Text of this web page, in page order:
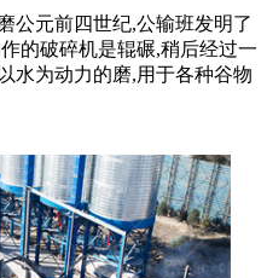
公元前四世纪,公输班发明了
的破碎机是辊碾,稍后经过一
水为动力的磨,用于各种谷物